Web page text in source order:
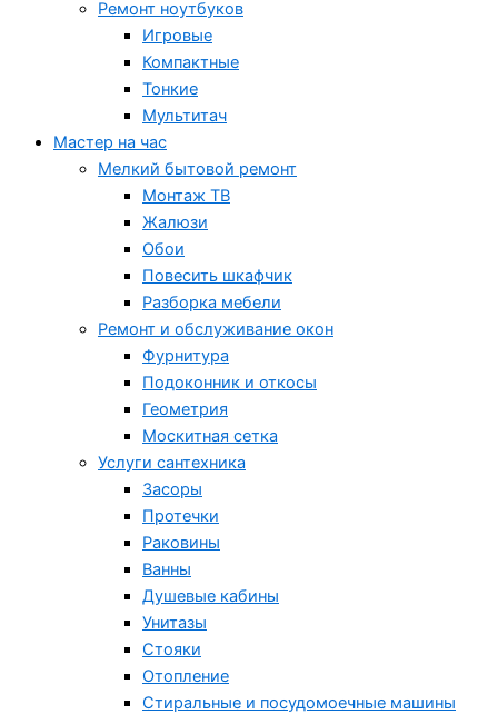
Ремонт ноутбуков
Игровые
Компактные
Тонкие
Мультитач
Мастер на час
Мелкий бытовой ремонт
Монтаж ТВ
Жалюзи
Обои
Повесить шкафчик
Разборка мебели
Ремонт и обслуживание окон
Фурнитура
Подоконник и откосы
Геометрия
Москитная сетка
Услуги сантехника
Засоры
Протечки
Раковины
Ванны
Душевые кабины
Унитазы
Стояки
Отопление
Стиральные и посудомоечные машины